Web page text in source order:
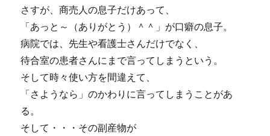
さすが、商売人の息子だけあって、
「あっと～（ありがとう）＾＾」が口癖の息子。
病院では、先生や看護士さんだけでなく、
待合室の患者さんにまで言ってしまうという。
そして時々使い方を間違えて、
「さようなら」のかわりに言ってしまうことがあ
る。
そして・・・その副産物が